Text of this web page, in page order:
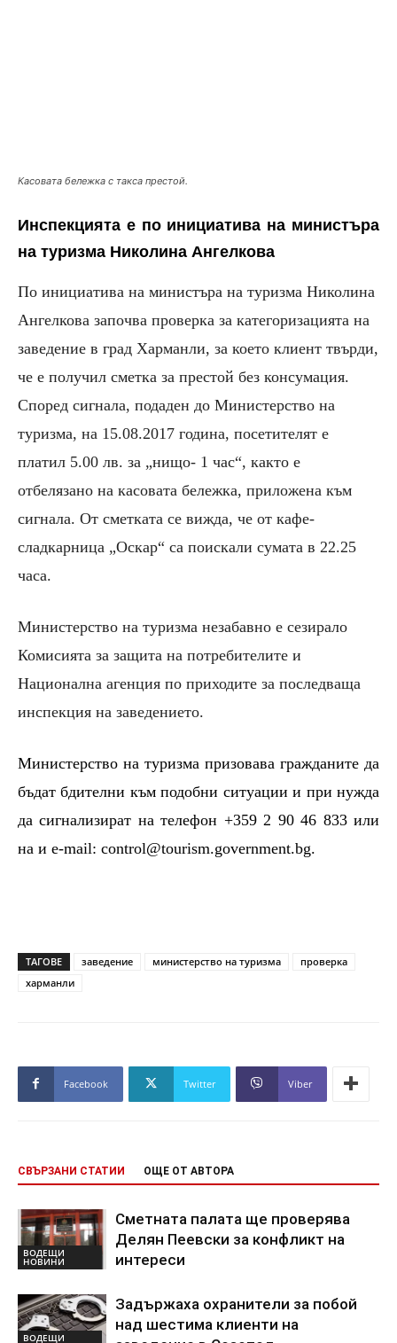
Касовата бележка с такса престой.
Инспекцията е по инициатива на министъра
на туризма Николина Ангелкова
По инициатива на министъра на туризма Николина
Ангелкова започва проверка за категоризацията на
заведение в град Харманли, за което клиент твърди,
че е получил сметка за престой без консумация.
Според сигнала, подаден до Министерство на
туризма, на 15.08.2017 година, посетителят е
платил 5.00 лв. за „нищо- 1 час“, както е
отбелязано на касовата бележка, приложена към
сигнала. От сметката се вижда, че от кафе-
сладкарница „Оскар“ са поискали сумата в 22.25
часа.
Министерство на туризма незабавно е сезирало
Комисията за защита на потребителите и
Национална агенция по приходите за последваща
инспекция на заведението.
Министерство на туризма призовава гражданите да
бъдат бдителни към подобни ситуации и при нужда
да сигнализират на телефон +359 2 90 46 833 или
на и e-mail: control@tourism.government.bg.
ТАГОВЕ заведение министерство на туризма
проверка
харманли
Facebook Twitter Viber
СВЪРЗАНИ СТАТИИ ОЩЕ ОТ АВТОРА
ВОДЕЩИ
НОВИНИ
Сметната палата ще проверява
Делян Пеевски за конфликт на
интереси
ВОДЕЩИ
Задържаха охранители за побой
над шестима клиенти на